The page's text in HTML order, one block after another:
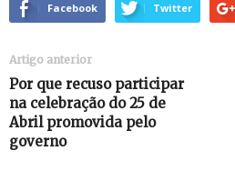
Facebook Twitter
Artigo anterior
Por que recuso participar
na celebração do 25 de
Abril promovida pelo
governo